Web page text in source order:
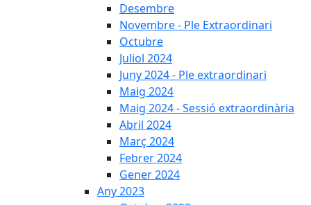
Desembre
Novembre - Ple Extraordinari
Octubre
Juliol 2024
Juny 2024 - Ple extraordinari
Maig 2024
Maig 2024 - Sessió extraordinària
Abril 2024
Març 2024
Febrer 2024
Gener 2024
Any 2023